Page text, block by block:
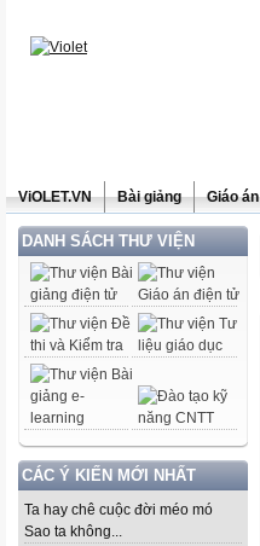
ViOLET.VN Bài giảng Giáo án
DANH SÁCH THƯ VIỆN
CÁC Ý KIẾN MỚI NHẤT
Ta hay chê cuộc đời méo mó
Sao ta không...